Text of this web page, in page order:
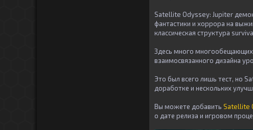
Satellite Odyssey: Jupiter
фантастики и хоррора на
классическая структура
Здесь много многообещающих
взаимосвязанного дизайна
Это был всего лишь тест, но
доработке и нескольких
Вы можете добавить Satellite
о дате релиза и игровом